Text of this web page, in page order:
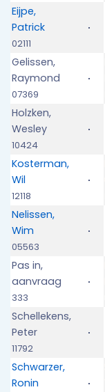
Eijpe,
Patrick
02111
Gelissen,
Raymond
07369
Holzken,
Wesley
10424
Kosterman,
Wil
12118
Nelissen,
Wim
05563
Pas in,
aanvraag
333
Schellekens,
Peter
11792
Schwarzer,
Ronin